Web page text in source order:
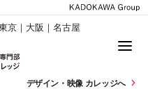
京｜大阪｜名古屋
デザイン・ 映像 カレッジへ